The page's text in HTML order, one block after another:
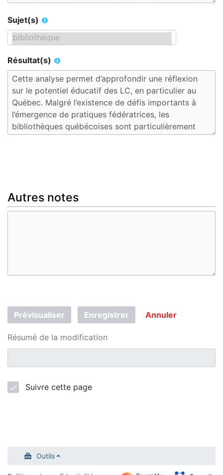
Sujet(s)
Résultat(s)
Autres notes
Prévisualiser Enregistrer Annuler
Résumé de la modification
Suivre cette page
Outils